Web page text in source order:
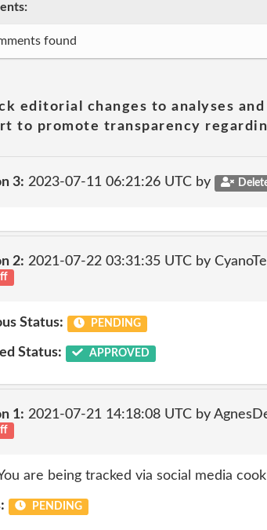
found
editorial changes to analyses
to promote transparency
3: 2023-07-11 06:21:26 UTC by
2: 2021-07-22 03:31:35 UTC by
Status: PENDING
Status: APPROVED
1: 2021-07-21 14:18:08 UTC by
are being tracked via social media
PENDING